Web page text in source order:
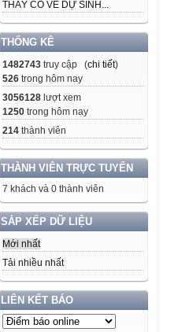
THẦY CÔ VỀ DỰ SINH...
THỐNG KÊ
1482743 truy cập (chi tiết)
526 trong hôm nay
3056128 lượt xem
1250 trong hôm nay
214 thành viên
THÀNH VIÊN TRỰC TUYẾN
7 khách và 0 thành viên
SẮP XẾP DỮ LIỆU
Mới nhất
Tải nhiều nhất
LIÊN KẾT BÁO